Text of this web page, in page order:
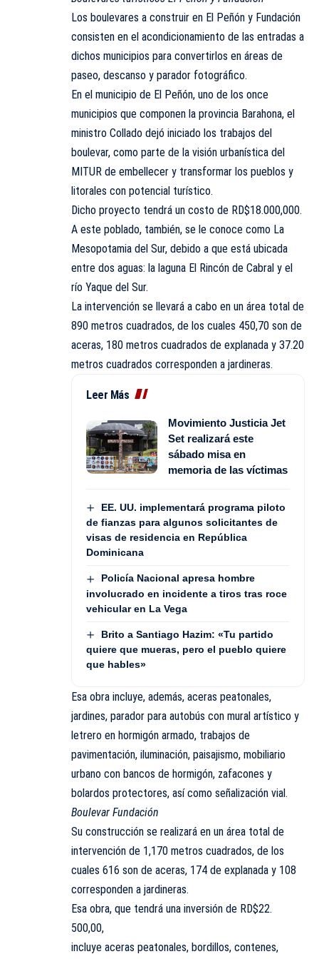
Los boulevares a construir en El Peñón y Fundación
consisten en el acondicionamiento de las entradas a
dichos municipios para convertirlos en áreas de
paseo, descanso y parador fotográfico.
En el municipio de El Peñón, uno de los once
municipios que componen la provincia Barahona, el
ministro Collado dejó iniciado los trabajos del
boulevar, como parte de la visión urbanística del
MITUR de embellecer y transformar los pueblos y
litorales con potencial turístico.
Dicho proyecto tendrá un costo de RD$18.000,000.
A este poblado, también, se le conoce como La
Mesopotamia del Sur, debido a que está ubicada
entre dos aguas: la laguna El Rincón de Cabral y el
río Yaque del Sur.
La intervención se llevará a cabo en un área total de
890 metros cuadrados, de los cuales 450,70 son de
aceras, 180 metros cuadrados de explanada y 37.20
metros cuadrados corresponden a jardineras.
Leer Más
Movimiento Justicia Jet
Set realizará este
sábado misa en
memoria de las víctimas
EE. UU. implementará programa piloto
de fianzas para algunos solicitantes de
visas de residencia en República
Dominicana
Policía Nacional apresa hombre
involucrado en incidente a tiros tras roce
vehicular en La Vega
Brito a Santiago Hazim: «Tu partido
quiere que mueras, pero el pueblo quiere
que hables»
Esa obra incluye, además, aceras peatonales,
jardines, parador para autobús con mural artístico y
letrero en hormigón armado, trabajos de
pavimentación, iluminación, paisajismo, mobiliario
urbano con bancos de hormigón, zafacones y
bolardos protectores, así como señalización vial.
Boulevar Fundación
Su construcción se realizará en un área total de
intervención de 1,170 metros cuadrados, de los
cuales 616 son de aceras, 174 de explanada y 108
corresponden a jardineras.
Esa obra, que tendrá una inversión de RD$22.
500,00,
incluye aceras peatonales, bordillos, contenes,